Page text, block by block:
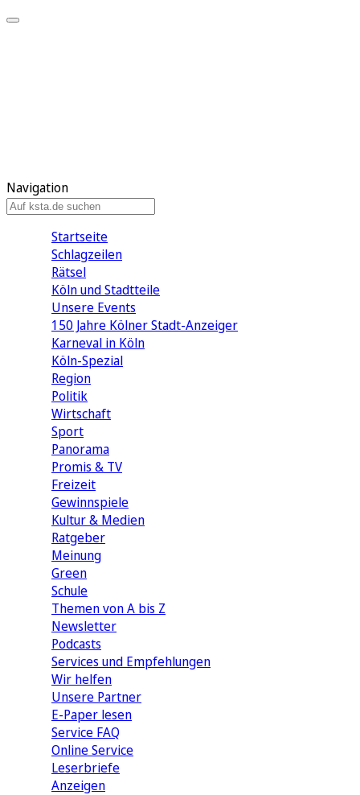
Navigation
Startseite
Schlagzeilen
Rätsel
Köln und Stadtteile
Unsere Events
150 Jahre Kölner Stadt-Anzeiger
Karneval in Köln
Köln-Spezial
Region
Politik
Wirtschaft
Sport
Panorama
Promis & TV
Freizeit
Gewinnspiele
Kultur & Medien
Ratgeber
Meinung
Green
Schule
Themen von A bis Z
Newsletter
Podcasts
Services und Empfehlungen
Wir helfen
Unsere Partner
E-Paper lesen
Service FAQ
Online Service
Leserbriefe
Anzeigen